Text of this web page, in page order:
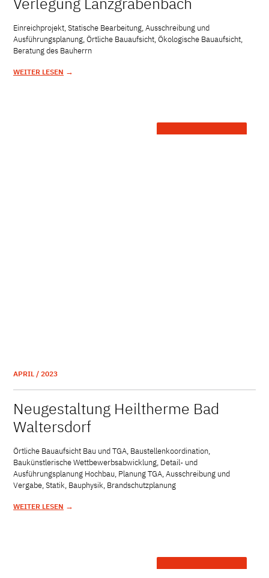
Einreichprojekt, Statische Bearbeitung, Ausschreibung und
Ausführungsplanung, Örtliche Bauaufsicht, Ökologische Bauaufsicht,
Beratung des Bauherrn
WEITER LESEN →
APRIL / 2023
Neugestaltung Heiltherme Bad
Waltersdorf
Örtliche Bauaufsicht Bau und TGA, Baustellenkoordination,
Baukünstlerische Wettbewerbsabwicklung, Detail- und
Ausführungsplanung Hochbau, Planung TGA, Ausschreibung und
Vergabe, Statik, Bauphysik, Brandschutzplanung
WEITER LESEN →